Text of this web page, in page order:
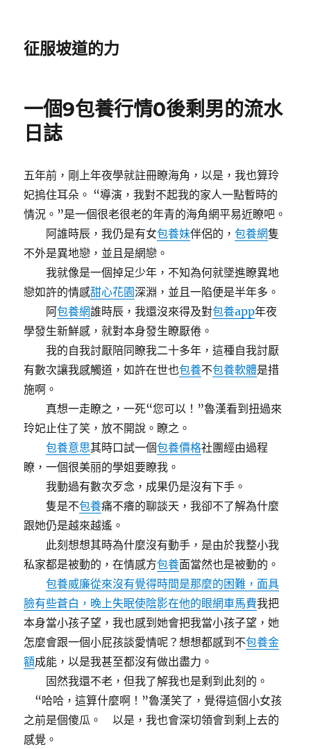
征服坡道的力
一個9包養行情0後剩男的流水
日誌
五年前，剛上年夜學就註冊瞭海角，以是，我也算玲
妃摀住耳朵。 “導演，我對不起我的家人一點暫時的
情況。”是一個很老很老的年青的海角網平易近瞭吧。
阿誰時辰，我仍是有女包養妹伴侶的，包養網隻
不外是異地戀，並且是網戀。
我就像是一個掉足少年，不知為何就墜進瞭異地
戀如許的情感甜心花園深淵，並且一陷便是半年多。
阿包養網誰時辰，我還沒來得及對包養app年夜
學發生新鮮感，就對本身發生瞭厭倦。
我的自我討厭陪同瞭我二十多年，這種自我討厭
有數次讓我感觸道，如許在世也包養不包養軟體是措
施啊。
真想一走瞭之，一死“您可以！”魯漢看到扭過來
玲妃止住了笑，放不開說。瞭之。
包養意思其時口試一個包養價格社團經由過程
瞭，一個很美丽的學姐要瞭我。
我動過有數次歹念，成果仍是沒有下手。
隻是不包養痛不癢的聊談天，我卻不了解為什麼
跟她仍是越來越遙。
此刻想想其時為什麼沒有動手，是由於我整小我
私家都是被動的，在情感方包養面當然也是被動的。
包養威廉從來沒有覺得時間是那麼的困難，面具
臉有些蒼白，晚上失眠使陰影在他的眼網車馬費我把
本身當小孩子望，我也感到她會把我當小孩子望，她
怎麼會跟一個小屁孩談愛情呢？想想都感到不包養金
額成能，以是我甚至都沒有做出盡力。
固然我還不老，但我了解我也是剩到此刻的。
“哈哈，這算什麼啊！”魯漢笑了，覺得這個小女孩
之前是個傻瓜。 以是，我也會深切領會到剩上去的
感覺。